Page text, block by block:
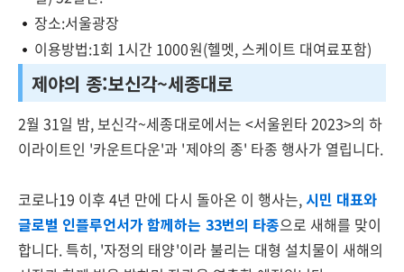
장소:서울광장
이용방법:1회 1시간 1000원(헬멧, 스케이트 대여료포함)
제야의 종:보신각~세종대로
2월 31일 밤, 보신각~세종대로에서는 <서울윈타 2023>의 하
이라이트인 '카운트다운'과 '제야의 종' 타종 행사가 열립니다.
코로나19 이후 4년 만에 다시 돌아온 이 행사는,시민 대표와
글로벌 인플루언서가 함께하는 33번의 타종으로 새해를 맞이
합니다. 특히, '자정의 태양'이라 불리는 대형 설치물이 새해의